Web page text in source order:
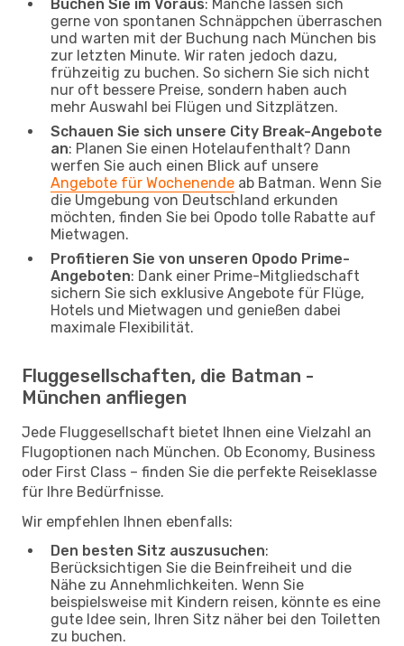
Buchen Sie im Voraus: Manche lassen sich
gerne von spontanen Schnäppchen überraschen
und warten mit der Buchung nach München bis
zur letzten Minute. Wir raten jedoch dazu,
frühzeitig zu buchen. So sichern Sie sich nicht
nur oft bessere Preise, sondern haben auch
mehr Auswahl bei Flügen und Sitzplätzen.
Schauen Sie sich unsere City Break-Angebote
an: Planen Sie einen Hotelaufenthalt? Dann
werfen Sie auch einen Blick auf unsere
Angebote für Wochenende ab Batman. Wenn Sie
die Umgebung von Deutschland erkunden
möchten, finden Sie bei Opodo tolle Rabatte auf
Mietwagen.
Profitieren Sie von unseren Opodo Prime-
Angeboten: Dank einer Prime-Mitgliedschaft
sichern Sie sich exklusive Angebote für Flüge,
Hotels und Mietwagen und genießen dabei
maximale Flexibilität.
Fluggesellschaften, die Batman -
München anfliegen
Jede Fluggesellschaft bietet Ihnen eine Vielzahl an
Flugoptionen nach München. Ob Economy, Business
oder First Class – finden Sie die perfekte Reiseklasse
für Ihre Bedürfnisse.
Wir empfehlen Ihnen ebenfalls:
Den besten Sitz auszusuchen:
Berücksichtigen Sie die Beinfreiheit und die
Nähe zu Annehmlichkeiten. Wenn Sie
beispielsweise mit Kindern reisen, könnte es eine
gute Idee sein, Ihren Sitz näher bei den Toiletten
zu buchen.